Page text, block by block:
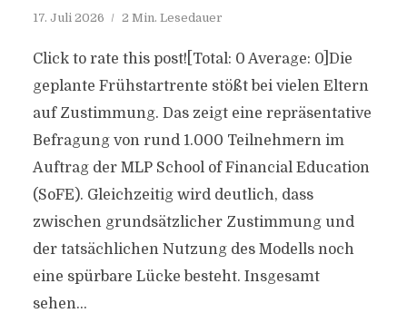
17. Juli 2026 2 Min. Lesedauer
Click to rate this post![Total: 0 Average: 0]Die
geplante Frühstartrente stößt bei vielen Eltern
auf Zustimmung. Das zeigt eine repräsentative
Befragung von rund 1.000 Teilnehmern im
Auftrag der MLP School of Financial Education
(SoFE). Gleichzeitig wird deutlich, dass
zwischen grundsätzlicher Zustimmung und
der tatsächlichen Nutzung des Modells noch
eine spürbare Lücke besteht. Insgesamt
sehen...